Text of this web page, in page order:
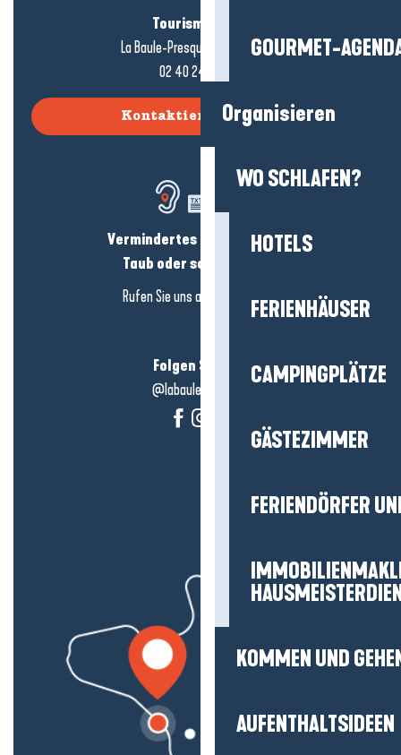
GOURMET-
Organisieren
WO SCHLAFEN?
HOTELS
FERIENHÄUSER
CAMPINGPLÄTZE
GÄSTEZIMMER
FERIENDÖRFER
KOMMEN UND
AUFENTHALTSIDEEN
Tourismusbüro
La Baule-Presqu'île de Guérande
02 40 24 34 44
Kontaktieren Sie uns
Vermindertes Hörvermögen?
Taub oder schwerhörig?
Rufen Sie uns an in
hier klicken
Folgen Sie uns!
@labauleguérande